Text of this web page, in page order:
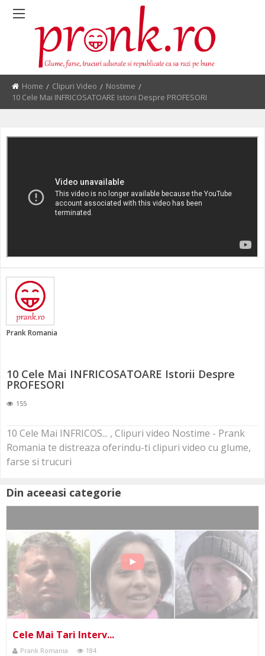
Home Clipuri Video
Nostime
Current:
10 Cele Mai INFRICOSATOARE Istorii Despre PROFESORI
Prank Romania
10 Cele Mai INFRICOSATOARE Istorii Despre
PROFESORI
155
10 Cele Mai INFRICOS... , Clipuri video Nostime - Prank
Romania te distreaza oferindu-ti clipuri video cu glume,
farse si trucuri
Din aceeasi categorie
Cele Mai Tari Interv...
Prank Romania 184